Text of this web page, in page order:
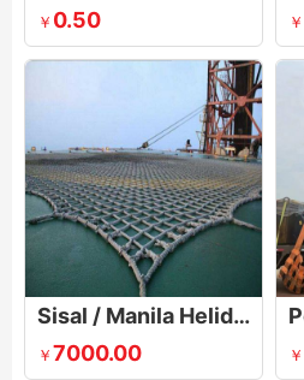
￥ 0.50 ￥
Sisal / Manila Helideck Landing Net
￥ 7000.00 ￥